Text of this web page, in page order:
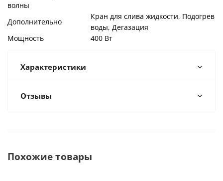
волны
Дополнительно
Кран для слива жидкости, Подогрев
воды, Дегазация
Мощность
400 Вт
Характеристики
Отзывы
Похожие товары